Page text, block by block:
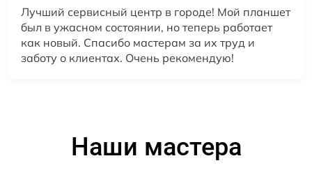
Лучший сервисный центр в городе! Мой планшет
был в ужасном состоянии, но теперь работает
как новый. Спасибо мастерам за их труд и
заботу о клиентах. Очень рекомендую!
Наши мастера